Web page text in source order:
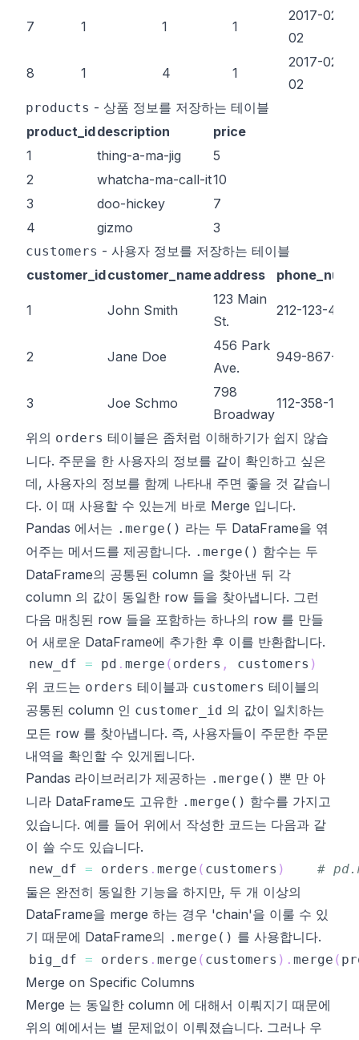
7 1 1 1
2017-02-
02
8 1 4 1
2017-02-
02
products - 상품 정보를 저장하는 테이블
product_iddescription
price
1
thing-a-ma-jig
5
2
whatcha-ma-call-it10
3
doo-hickey
7
4
gizmo 3
customers - 사용자 정보를 저장하는 테이블
customer_idcustomer_nameaddress
1 John Smith
123 Main
St.
212-123-4567
2 Jane Doe
456 Park
Ave.
949-867-
3 Joe Schmo
798
Broadway
112-358-1321
위의 orders 테이블은 좀처럼 이해하기가 쉽지 않습
니다. 주문을 한 사용자의 정보를 같이 확인하고 싶은
데, 사용자의 정보를 함께 나타내 주면 좋을 것 같습니
다. 이 때 사용할 수 있는게 바로 Merge 입니다.
Pandas 에서는 .merge() 라는 두 DataFrame을 엮
어주는 메서드를 제공합니다. .merge() 함수는 두
DataFrame의 공통된 column 을 찾아낸 뒤 각
column 의 값이 동일한 row 들을 찾아냅니다. 그런
다음 매칭된 row 들을 포함하는 하나의 row 를 만들
어 새로운 DataFrame에 추가한 후 이를 반환합니다.
new_df = pd . merge ( orders , customers )
위 코드는 orders 테이블과 customers 테이블의
공통된 column 인 customer_id 의 값이 일치하는
모든 row 를 찾아냅니다. 즉, 사용자들이 주문한 주문
내역을 확인할 수 있게됩니다.
Pandas 라이브러리가 제공하는 .merge() 뿐 만 아
니라 DataFrame 도 고유한 .merge() 함수를 가지고
있습니다. 예를 들어 위에서 작성한 코드는 다음과 같
이 쓸 수도 있습니다.
new_df = orders . merge ( customers ) #
둘은 완전히 동일한 기능을 하지만, 두 개 이상의
DataFrame을 merge 하는 경우 'chain'을 이룰 수 있
기 때문에 DataFrame의 .merge() 를 사용합니다.
big_df = orders . merge ( customers ) . merge (
Merge on Specific Columns
Merge 는 동일한 column 에 대해서 이뤄지기 때문에
위의 예에서는 별 문제없이 이뤄졌습니다. 그러나 우